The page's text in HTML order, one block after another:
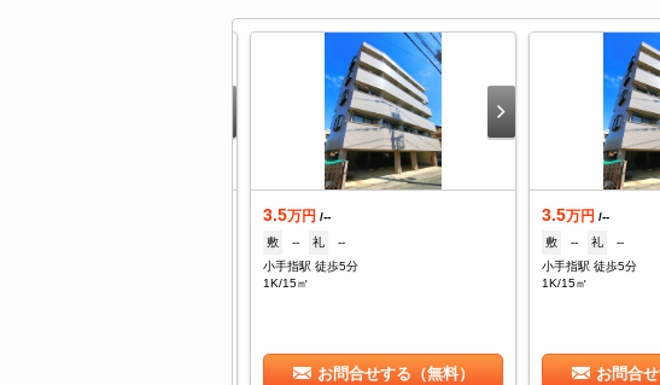
3.5万円 /--
敷
-- 礼
--
小手指駅 徒歩5分
1K/15㎡
お問合せする（無料）
3.5万円 /--
敷
-- 礼
--
小手指駅 徒歩5分
1K/15㎡
お問合せ